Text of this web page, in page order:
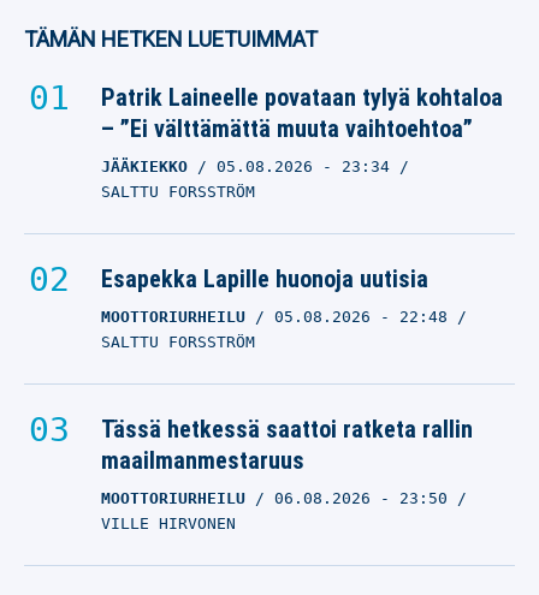
TÄMÄN HETKEN LUETUIMMAT
Patrik Laineelle povataan tylyä kohtaloa
– ”Ei välttämättä muuta vaihtoehtoa”
JÄÄKIEKKO 05.08.2026 - 23:34
SALTTU FORSSTRÖM
Esapekka Lapille huonoja uutisia
MOOTTORIURHEILU 05.08.2026 - 22:48
SALTTU FORSSTRÖM
Tässä hetkessä saattoi ratketa rallin
maailmanmestaruus
MOOTTORIURHEILU 06.08.2026 - 23:50
VILLE HIRVONEN